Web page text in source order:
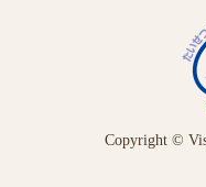
Copyright ©